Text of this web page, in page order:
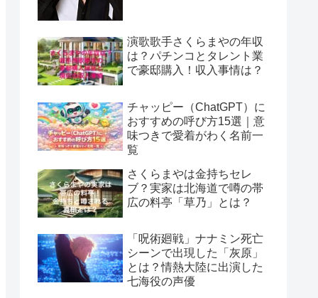
演歌歌手さくらまやの年収
は？パチンコとタレント業
で豪邸購入！収入事情は？
チャッピー（ChatGPT）に
おすすめの呼び方15選｜意
味つきで愛着がわく名前一
覧
さくらまやは金持ちセレ
ブ？実家は北海道で噂の帯
広の料亭「草乃」とは？
「呪術廻戦」ナナミン死亡
シーンで出現した「灰原」
とは？情熱大陸に出演した
七海役の声優